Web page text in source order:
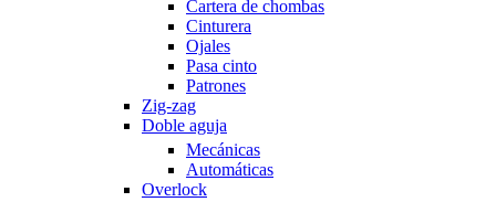
Cartera de chombas
Cinturera
Ojales
Pasa cinto
Patrones
Zig-zag
Doble aguja
Mecánicas
Automáticas
Overlock